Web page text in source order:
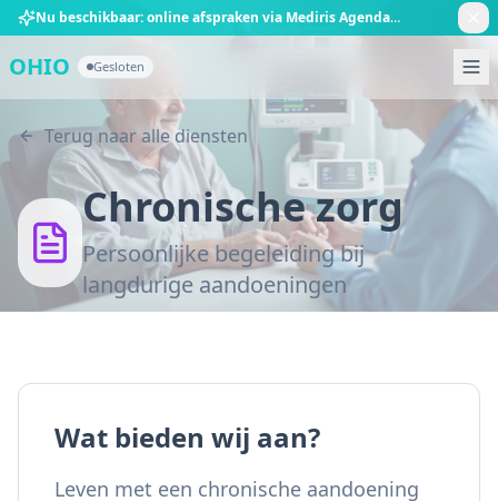
Ga direct naar de inhoud Nu beschikbaar: online afspraken via Mediris AgendaBoek nu online
OHIO Gesloten
Terug naar alle diensten
Chronische zorg
Persoonlijke begeleiding bij
langdurige aandoeningen
Wat bieden wij aan?
Leven met een chronische aandoening